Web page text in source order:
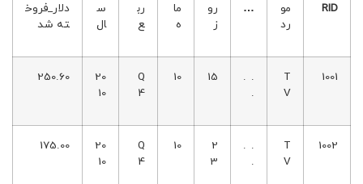
RID
مو
رد
…
رو
ز
ما
ه
رب
ع
س
ال
دلار_فروخ
ته شد
1001
T
V
. .
.
15
10
Q
4
20
10
250.60
1002
T
V
. .
.
2
3
10
Q
4
20
10
175.00